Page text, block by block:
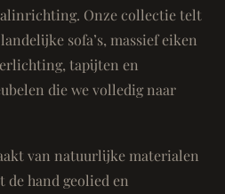
Onze collectie telt
sofa’s, massief eiken
tapijten en
die we volledig naar
van natuurlijke materialen
de hand geolied en